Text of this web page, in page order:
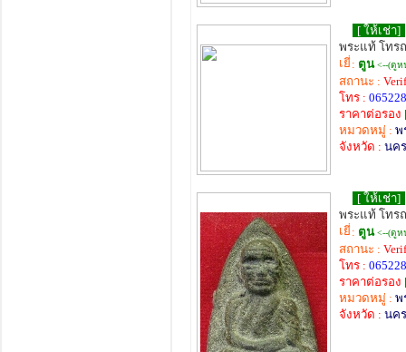
[ ให้เช่า]
พระแท้ โทร
: ตูน <--(ดูห
สถานะ :
โทร :
ราคาต่อรอง
หมวดหมู่ : พ
จังหวัด : นค
[ ให้เช่า]
พระแท้ โทร
: ตูน <--(ดูห
สถานะ :
โทร :
ราคาต่อรอง
หมวดหมู่ : พ
จังหวัด : นค